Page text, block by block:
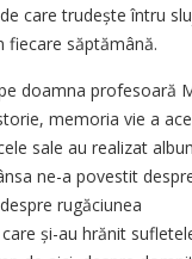
care trudește întru
fiecare săptămână.
doamna profesoară
memoria vie a
sale au realizat
ne-a povestit
rugăciunea
și-au hrănit